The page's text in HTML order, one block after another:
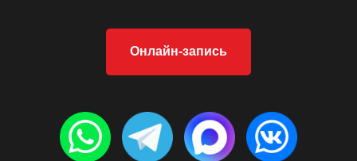
Онлайн-запись